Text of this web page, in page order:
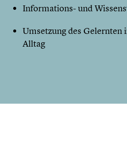
Informations- und
Umsetzung des Gelernten
Alltag